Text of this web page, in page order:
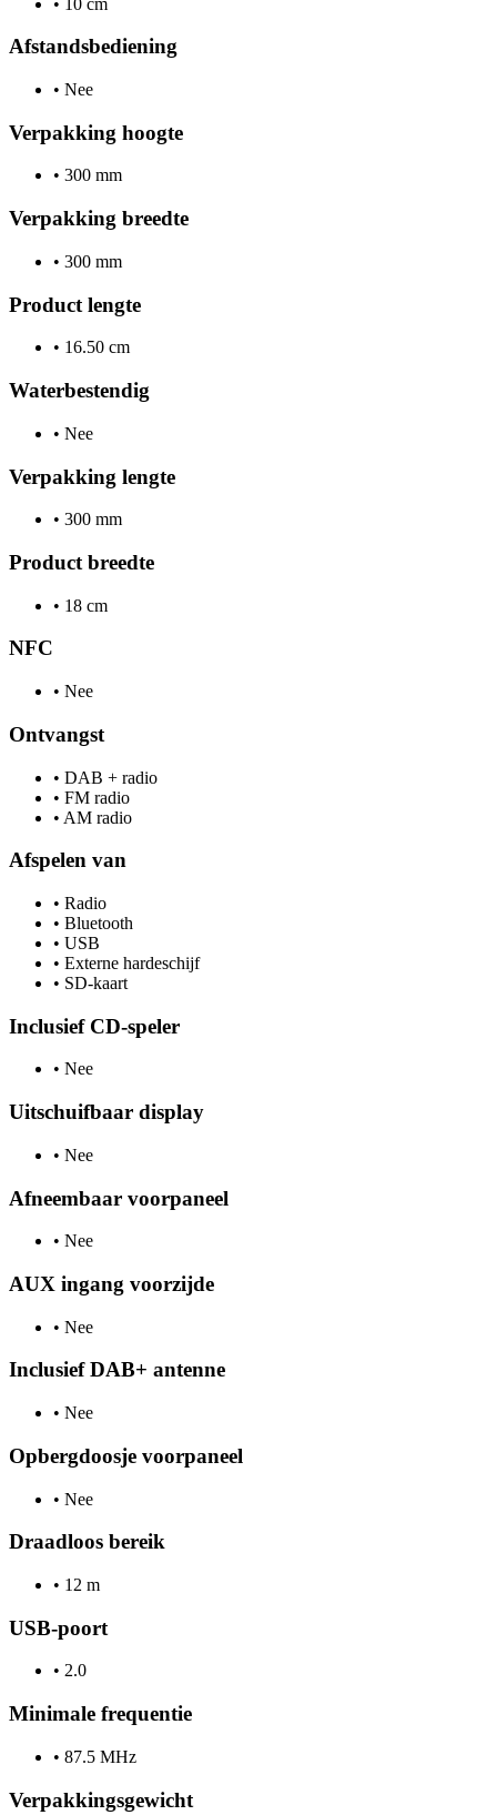
Afstandsbediening
• Nee
Verpakking hoogte
• 300 mm
Verpakking breedte
• 300 mm
Product lengte
• 16.50 cm
Waterbestendig
• Nee
Verpakking lengte
• 300 mm
Product breedte
• 18 cm
NFC
• Nee
Ontvangst
• DAB + radio
• FM radio
• AM radio
Afspelen van
• Radio
• Bluetooth
• USB
• Externe hardeschijf
• SD-kaart
Inclusief CD-speler
• Nee
Uitschuifbaar display
• Nee
Afneembaar voorpaneel
• Nee
AUX ingang voorzijde
• Nee
Inclusief DAB+ antenne
• Nee
Opbergdoosje voorpaneel
• Nee
Draadloos bereik
• 12 m
USB-poort
• 2.0
Minimale frequentie
• 87.5 MHz
Verpakkingsgewicht